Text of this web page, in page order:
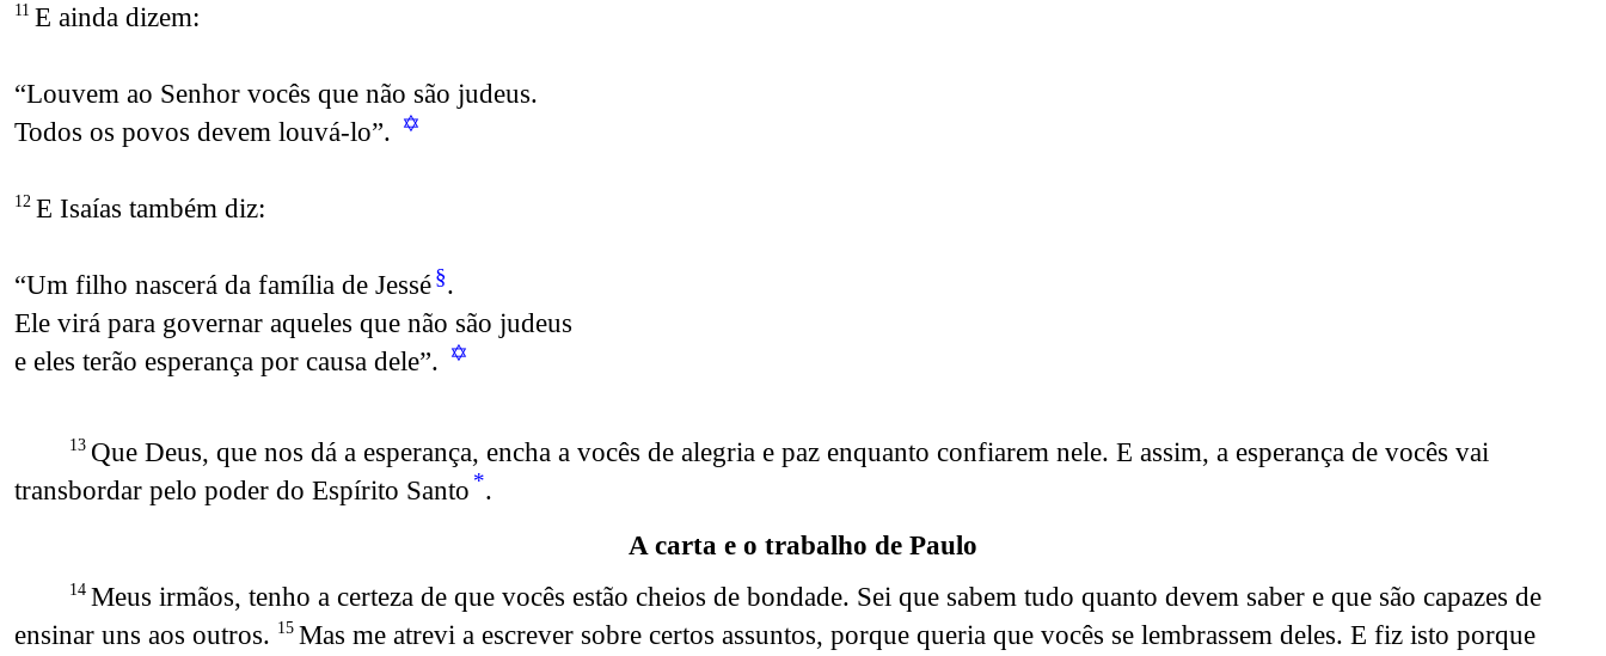
11 E ainda dizem:
“Louvem ao Senhor vocês que não são judeus.
Todos os povos devem louvá-lo”. ✡
12 E Isaías também diz:
“Um filho nascerá da família de Jessé §.
Ele virá para governar aqueles que não são judeus
e eles terão esperança por causa dele”. ✡
13 Que Deus, que nos dá a esperança, encha a vocês de alegria e paz enquanto confiarem nele. E assim, a esperança de vocês vai
transbordar pelo poder do Espírito Santo *.
A carta e o trabalho de Paulo
14 Meus irmãos, tenho a certeza de que vocês estão cheios de bondade. Sei que sabem tudo quanto devem saber e que são capazes de
ensinar uns aos outros. 15 Mas me atrevi a escrever sobre certos assuntos, porque queria que vocês se lembrassem deles. E fiz isto porque